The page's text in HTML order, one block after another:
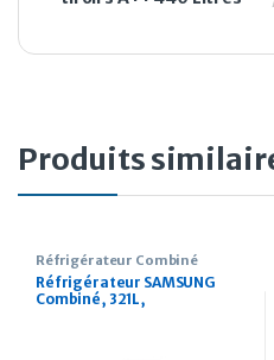
Produits
Réfrigérateur Combiné
Réfrigérateur SAMSUNG
Combiné, 321L,